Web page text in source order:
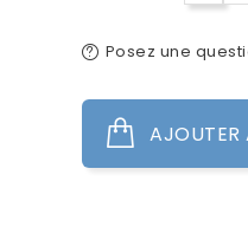
Posez une
AJOUTER